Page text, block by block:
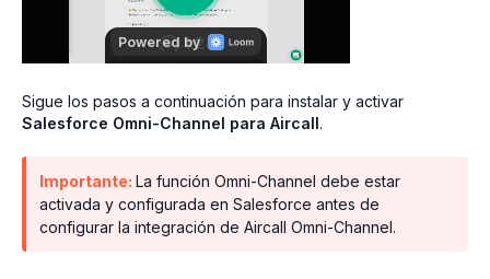
Sigue los pasos a continuación para instalar y activar
Salesforce Omni-Channel para Aircall.
Importante: La función Omni-Channel debe estar
activada y configurada en Salesforce antes de
configurar la integración de Aircall Omni-Channel.